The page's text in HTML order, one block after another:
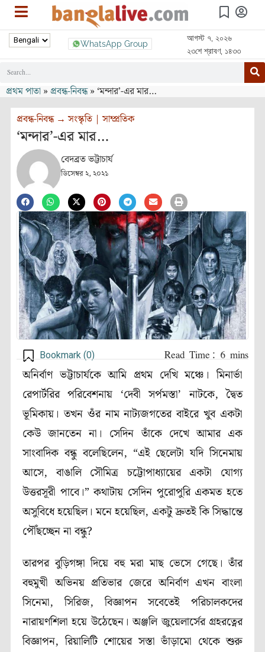
WhatsApp Group
আগস্ট ৭, ২০২৬
২৩শে শ্রাবণ, ১৪৩৩
প্রথম পাতা »প্রবন্ধ-নিবন্ধ» ‘মন্দার’-এর মার…
প্রবন্ধ-নিবন্ধ→সংস্কৃতি|সাম্প্রতিক
‘মন্দার’-এর মার…
বেদব্রত ভট্টাচার্য
ডিসেম্বর ২, ২০২১
Bookmark (0)
অনির্বাণ ভট্টাচার্যকে আমি প্রথম দেখি মঞ্চে। মিনার্ভা
রেপার্টরির পরিবেশনায় ‘দেবী সর্পমস্তা’ নাটকে, দ্বৈত
ভূমিকায়। তখন ওঁর নাম নাট্যজগতের বাইরে খুব একটা
কেউ জানতেন না। সেদিন তাঁকে দেখে আমার এক
সাংবাদিক বন্ধু বলেছিলেন, “এই ছেলেটা যদি সিনেমায়
আসে, বাঙালি সৌমিত্র চট্টোপাধ্যায়ের একটা যোগ্য
উত্তরসূরী পাবে।” কথাটায় সেদিন পুরোপুরি একমত হতে
অসুবিধে হয়েছিল। মনে হয়েছিল, একটু দ্রুতই কি সিদ্ধান্তে
পৌঁছচ্ছেন না বন্ধু?
তারপর বুড়িগঙ্গা দিয়ে বহু মরা মাছ ভেসে গেছে। তাঁর
বহুমুখী অভিনয় প্রতিভার জেরে অনির্বাণ এখন বাংলা
সিনেমা, সিরিজ, বিজ্ঞাপন সবেতেই পরিচালকদের
নারায়ণশিলা হয়ে উঠেছেন। অঞ্জলি জুয়েলার্সের গ্রহরত্নের
বিজ্ঞাপন, রিয়ালিটি শোয়ের সস্তা ভাঁড়ামো থেকে শুরু